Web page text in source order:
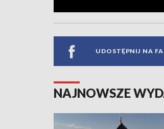
UDOSTĘPNIJ NA
NAJNOWSZE